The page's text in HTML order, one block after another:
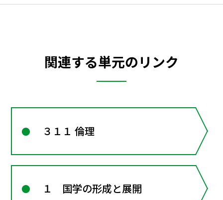
関連する単元のリンク
３１１ 倫理
１ 国学の形成と展開